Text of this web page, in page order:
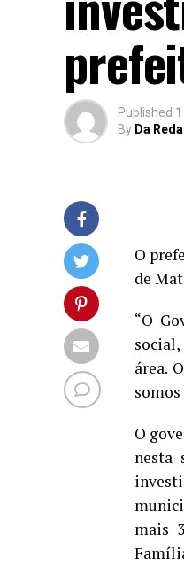
Published
By Da
O
de
“O
social,
área.
O
nesta
mais